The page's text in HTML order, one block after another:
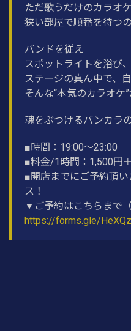
ただ歌うだけのカラオ
狭い部屋で順番を待つ
バンドを従え
スポットライトを浴び
ステージの真ん中で、
そんな“本気のカラオケ
魂をぶつけるバンカラ
■時間：19:00〜23:00
■料金/1時間：1,500円
■開店までにご予約頂
ス！
▼ご予約はこちらまで
https://forms.gle/